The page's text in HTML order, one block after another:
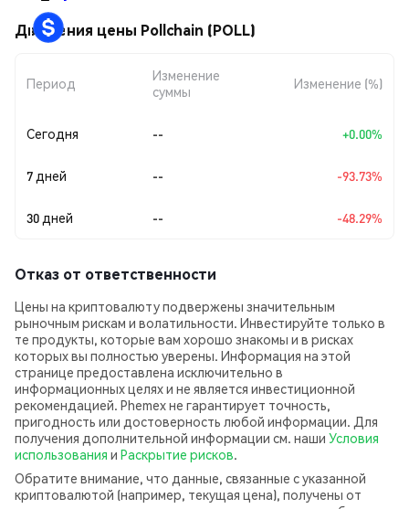
Движения цены Pollchain (POLL)
Период
Изменение
суммы
Изменение (%)
Сегодня -- +0.00%
7 дней -- -93.73%
30 дней -- -48.29%
Отказ от ответственности
Цены на криптовалюту подвержены значительным
рыночным рискам и волатильности. Инвестируйте только в
те продукты, которые вам хорошо знакомы и в рисках
которых вы полностью уверены. Информация на этой
странице предоставлена исключительно в
информационных целях и не является инвестиционной
рекомендацией. Phemex не гарантирует точность,
пригодность или достоверность любой информации. Для
получения дополнительной информации см. наши Условия
использования и Раскрытие рисков.
Обратите внимание, что данные, связанные с указанной
криптовалютой (например, текущая цена), получены от